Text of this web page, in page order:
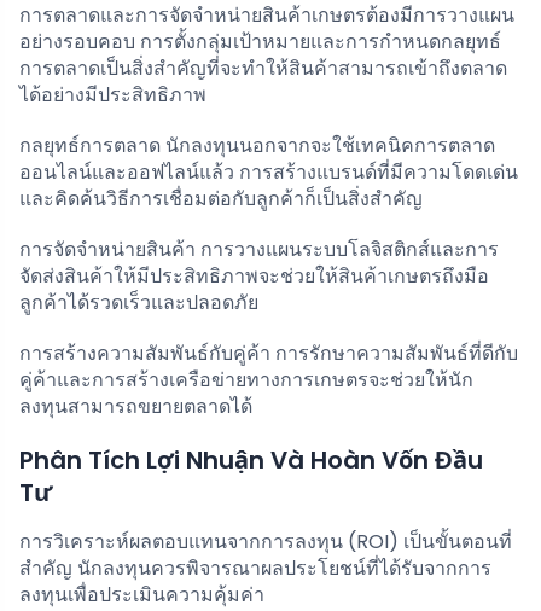
การตลาดและการจัดจำหน่ายสินค้าเกษตรต้องมีการวางแผน
อย่างรอบคอบ การตั้งกลุ่มเป้าหมายและการกำหนดกลยุทธ์
การตลาดเป็นสิ่งสำคัญที่จะทำให้สินค้าสามารถเข้าถึงตลาด
ได้อย่างมีประสิทธิภาพ
กลยุทธ์การตลาด นักลงทุนนอกจากจะใช้เทคนิคการตลาด
ออนไลน์และออฟไลน์แล้ว การสร้างแบรนด์ที่มีความโดดเด่น
และคิดค้นวิธีการเชื่อมต่อกับลูกค้าก็เป็นสิ่งสำคัญ
การจัดจำหน่ายสินค้า การวางแผนระบบโลจิสติกส์และการ
จัดส่งสินค้าให้มีประสิทธิภาพจะช่วยให้สินค้าเกษตรถึงมือ
ลูกค้าได้รวดเร็วและปลอดภัย
การสร้างความสัมพันธ์กับคู่ค้า การรักษาความสัมพันธ์ที่ดีกับ
คู่ค้าและการสร้างเครือข่ายทางการเกษตรจะช่วยให้นัก
ลงทุนสามารถขยายตลาดได้
Phân Tích Lợi Nhuận Và Hoàn Vốn Đầu
Tư
การวิเคราะห์ผลตอบแทนจากการลงทุน (ROI) เป็นขั้นตอนที่
สำคัญ นักลงทุนควรพิจารณาผลประโยชน์ที่ได้รับจากการ
ลงทุนเพื่อประเมินความคุ้มค่า